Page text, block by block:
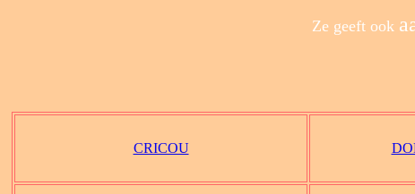
Ze geeft ook
CRICOU